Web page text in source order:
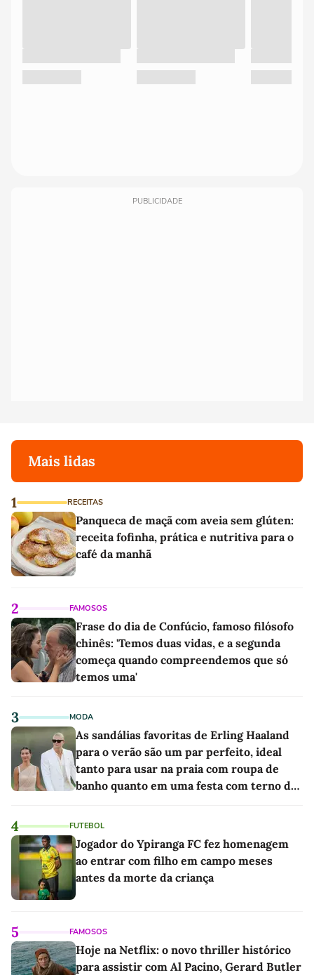
PUBLICIDADE
Mais lidas
1 RECEITAS
Panqueca de maçã com aveia sem glúten:
receita fofinha, prática e nutritiva para o
café da manhã
2 FAMOSOS
Frase do dia de Confúcio, famoso filósofo
chinês: 'Temos duas vidas, e a segunda
começa quando compreendemos que só
temos uma'
3 MODA
As sandálias favoritas de Erling Haaland
para o verão são um par perfeito, ideal
tanto para usar na praia com roupa de
banho quanto em uma festa com terno de
4 FUTEBOL
Jogador do Ypiranga FC fez homenagem
ao entrar com filho em campo meses
antes da morte da criança
5 FAMOSOS
Hoje na Netflix: o novo thriller histórico
para assistir com Al Pacino, Gerard Butler